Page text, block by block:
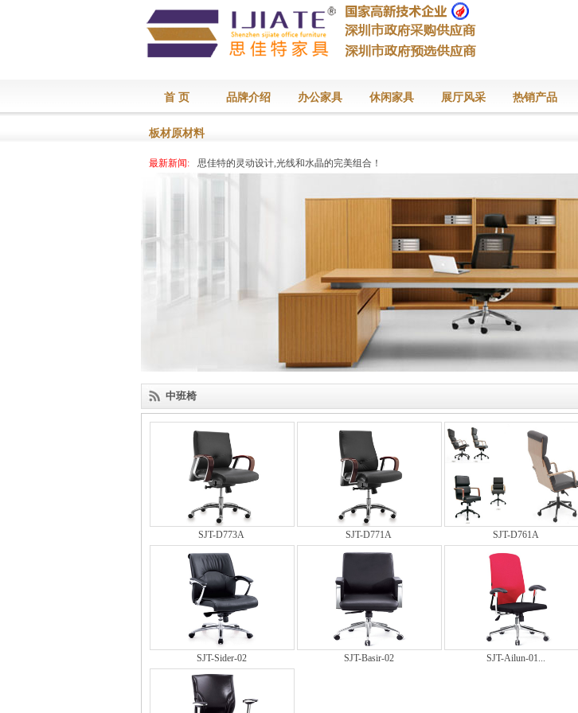
首 页 品牌介绍 办公家具 休闲家具 展厅风采 热销产品
板材原材料
最新新闻:
思佳特的灵动设计,光线和水晶的完美组合！
思佳特的灵动设计,光线和水晶的完美组合！
中班椅
SJT-D773A SJT-D771A SJT-D761A
SJT-Sider-02 SJT-Basir-02 SJT-Ailun-01...